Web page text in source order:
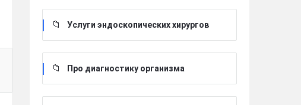
Услуги эндоскопических хирургов
Про диагностику организма